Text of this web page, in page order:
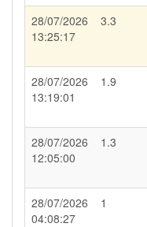
28/07/2026
13:25:17
3.3
28/07/2026
13:19:01
1.9
28/07/2026
12:05:00
1.3
28/07/2026
04:08:27
1